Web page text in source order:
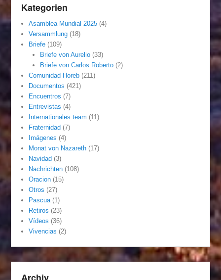
Kategorien
Asamblea Mundial 2025 (4)
Versammlung (18)
Briefe (109)
Briefe von Aurelio(33)
Briefe von Carlos Roberto(2)
Comunidad Horeb (211)
Documentos (421)
Encuentros (7)
Entrevistas (4)
Internationales team (11)
Fraternidad (7)
Imágenes (4)
Monat von Nazareth (17)
Navidad (3)
Nachrichten (108)
Oracion (15)
Otros (27)
Pascua (1)
Retiros (23)
Vídeos (36)
Vivencias (2)
Archiv